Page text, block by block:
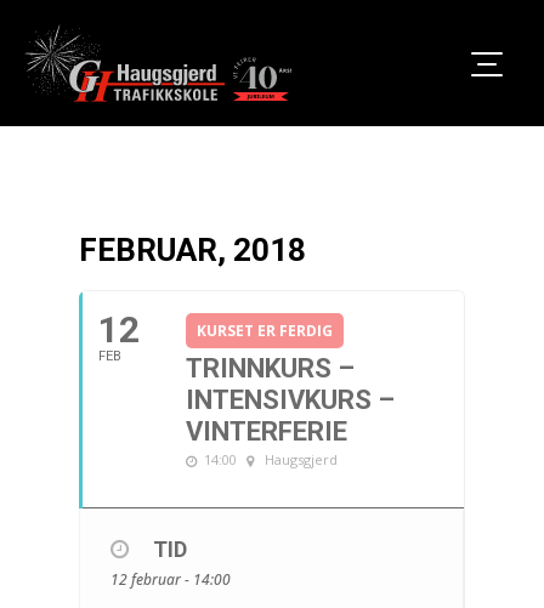
FEBRUAR, 2018
12
FEB
KURSET ER FERDIG
TRINNKURS –
INTENSIVKURS –
VINTERFERIE
14:00 Haugsgjerd
TID
12 februar - 14:00